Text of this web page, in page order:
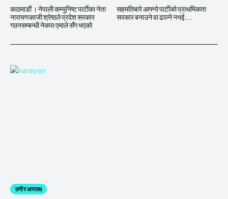
काठमाडौं । नेपाली कम्युनिष्ट पार्टीका नेता
नारायणकाजी श्रेष्ठले प्रदेश सरकार
गठनसम्बन्धी नेकपा एमाले सँग भएको
सहमतिबारे आफ्नो पार्टीको प्राथमिकता
सरकार बनाउने वा ढाल्ने नभई...
ठगी र अपराध